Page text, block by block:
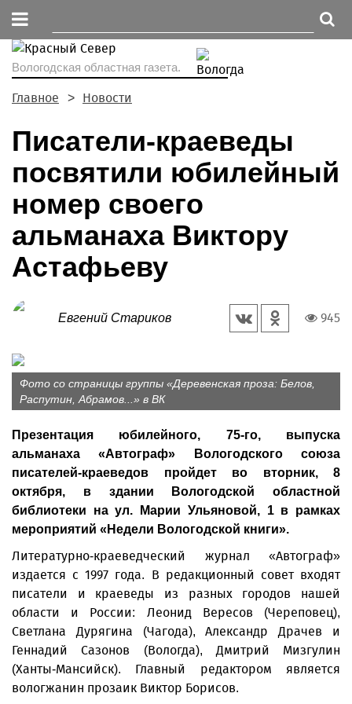
Вологодская областная газета.
Главное Новости
Писатели-краеведы
посвятили юбилейный
номер своего
альманаха Виктору
Астафьеву
Евгений Стариков 945
Фото со страницы группы «Деревенская проза: Белов,
Распутин, Абрамов...» в ВК
Презентация юбилейного, 75-го, выпуска
альманаха «Автограф» Вологодского союза
писателей-краеведов пройдет во вторник, 8
октября, в здании Вологодской областной
библиотеки на ул. Марии Ульяновой, 1 в рамках
мероприятий «Недели Вологодской книги».
Литературно-краеведческий журнал «Автограф»
издается с 1997 года. В редакционный совет входят
писатели и краеведы из разных городов нашей
области и России: Леонид Вересов (Череповец),
Светлана Дурягина (Чагода), Александр Драчев и
Геннадий Сазонов (Вологда), Дмитрий Мизгулин
(Ханты-Мансийск). Главный редактором является
вологжанин прозаик Виктор Борисов.